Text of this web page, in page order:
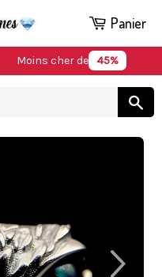
Moins cher de 45%
Panier